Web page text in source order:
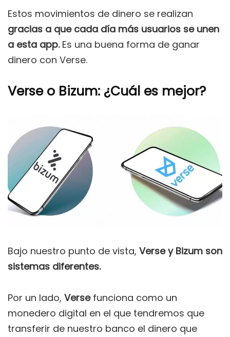
Estos movimientos de dinero se realizan
gracias a que cada día más usuarios se unen
a esta app.Es una buena forma de ganar
dinero con Verse.
Verse o Bizum: ¿Cuál es mejor?
Bajo nuestro punto de vista, Verse y Bizum son
sistemas diferentes.
Por un lado, Versefunciona como un
monedero digital en el que tendremos que
transferir de nuestro banco el dinero que